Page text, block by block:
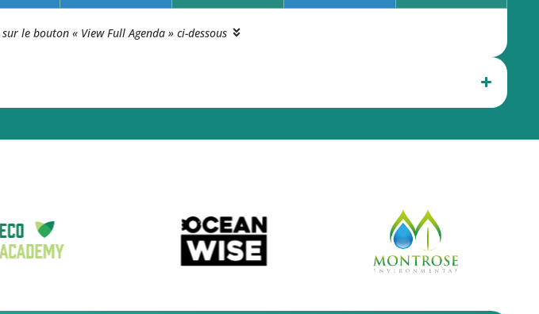
le bouton « View Full Agenda » ci-dessous